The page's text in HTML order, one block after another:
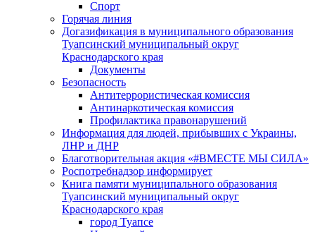
Спорт
Горячая линия
Догазификация в муниципального образования
Туапсинский муниципальный округ
Краснодарского края
Документы
Безопасность
Антитеррористическая комиссия
Антинаркотическая комиссия
Профилактика правонарушений
Информация для людей, прибывших с Украины,
ЛНР и ДНР
Благотворительная акция «#ВМЕСТЕ МЫ СИЛА»
Роспотребнадзор информирует
Книга памяти муниципального образования
Туапсинский муниципальный округ
Краснодарского края
город Туапсе